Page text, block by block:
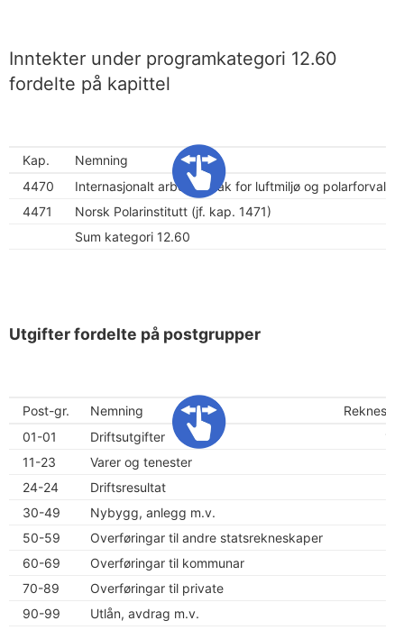
Inntekter under programkategori 12.60
fordelte på kapittel
Kap.
Nemning
4470
Internasjonalt arbeid, tiltak for luftmiljø og
4471
Norsk Polarinstitutt (jf. kap. 1471)
Sum kategori 12.60
Utgifter fordelte på postgrupper
Post-gr. Nemning
01-01
Driftsutgifter
11-23
Varer og tenester
24-24
Driftsresultat
30-49
Nybygg, anlegg m.v.
50-59
Overføringar til andre statsrekneskaper
60-69
Overføringar til kommunar
70-89
Overføringar til private
90-99
Utlån, avdrag m.v.